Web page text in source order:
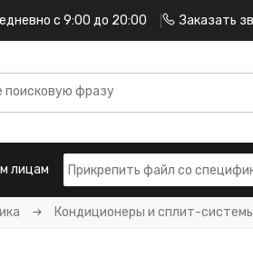
с 9:00 до 20:00 Заказать
лицам
Кондиционеры и сплит-